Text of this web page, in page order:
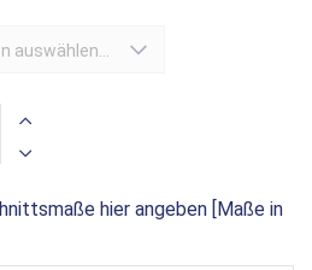
auswählen...
hier angeben [Maße in